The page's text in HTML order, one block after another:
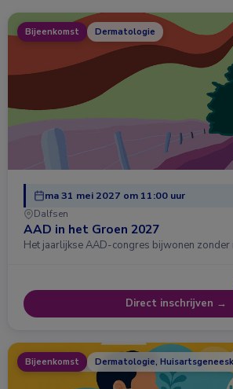
Bijeenkomst Dermatologie
ma 31 mei 2027 om 11:00 uur
Dalfsen
AAD in het Groen 2027
Het jaarlijkse AAD-congres bijwonen zonder
Direct inschrijven →
Bijeenkomst Dermatologie,